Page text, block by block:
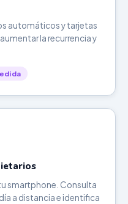
automáticos y tarjetas
la recurrencia y
smartphone. Consulta
a distancia e identifica